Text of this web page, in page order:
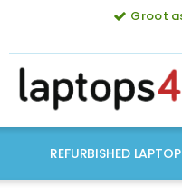
Groot
REFURBISHED